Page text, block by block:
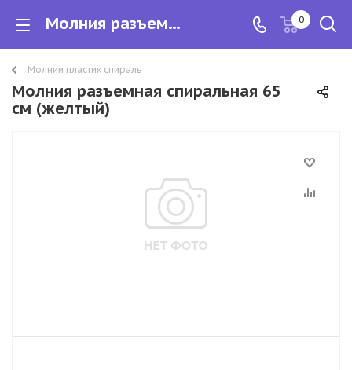
Молния разъемная спиральная 65 см 0
Молнии пластик спираль
Молния разъемная спиральная 65
см (желтый)